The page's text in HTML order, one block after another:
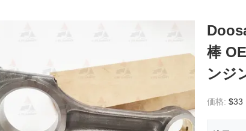
棒
ンジ
価格: $33